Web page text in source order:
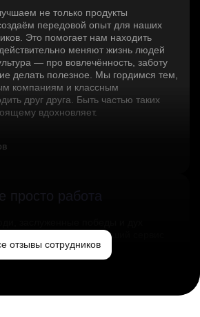
не только продукты
передовой опыт для наших
Это помогает нам находить
меняют жизнь людей
— про вовлечённость, заботу
делать полезное. Мы гордимся тем,
компаниям и классным
друг друга. Быть частью таких
вдохновляет.
просто работа
миру и создаём лучший сервис
стране.
отзывы сотрудников